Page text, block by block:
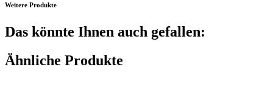
Weitere Produkte
Das könnte Ihnen auch gefallen:
Ähnliche Produkte